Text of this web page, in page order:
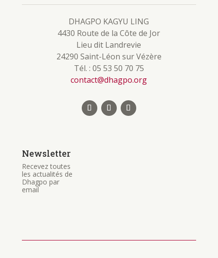
DHAGPO KAGYU LING
4430 Route de la Côte de Jor
Lieu dit Landrevie
24290 Saint-Léon sur Vézère
Tél. : 05 53 50 70 75
contact@dhagpo.org
Newsletter
Recevez toutes
les actualités de
Dhagpo par
email